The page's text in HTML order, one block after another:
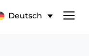
Deutsch